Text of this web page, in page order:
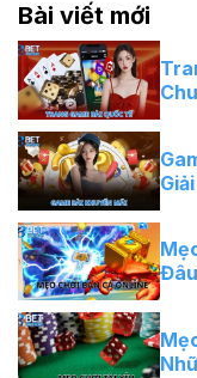
Bài viết mới